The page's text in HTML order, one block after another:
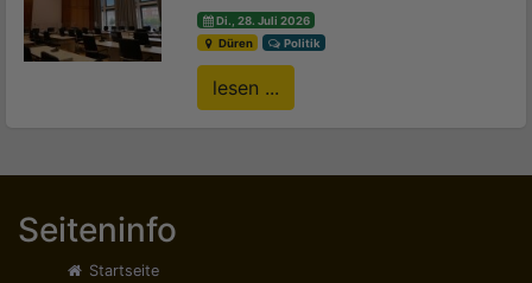
Di., 28. Juli 2026
Düren
Politik
lesen ...
Seiteninfo
Startseite